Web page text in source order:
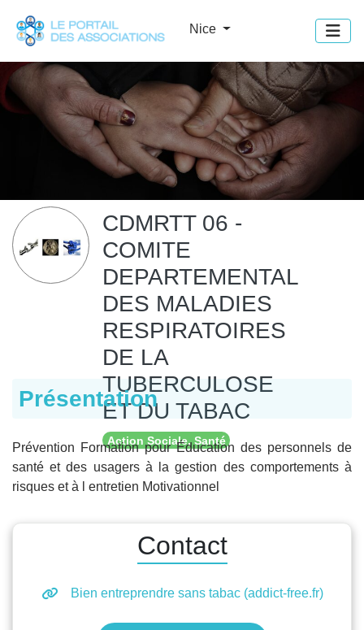
Nice
CDMRTT 06 -
COMITE
DEPARTEMENTAL
DES MALADIES
RESPIRATOIRES
DE LA
TUBERCULOSE
ET DU TABAC
Action Sociale, Santé
Présentation
Prévention Formation pour Éducation des personnels de
santé et des usagers à la gestion des comportements à
risques et à l entretien Motivationnel
Contact
Bien entreprendre sans tabac (addict-free.fr)